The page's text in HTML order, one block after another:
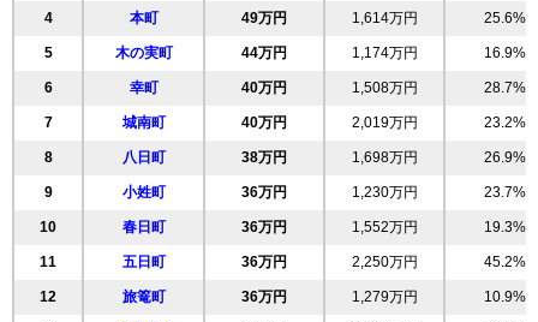
4 本町 49万円 1,614万円 25.6%
5 木の実町 44万円 1,174万円 16.9%
6 幸町 40万円 1,508万円 28.7%
7 城南町 40万円 2,019万円 23.2%
8 八日町 38万円 1,698万円 26.9%
9 小姓町 36万円 1,230万円 23.7%
10 春日町 36万円 1,552万円 19.3%
11 五日町 36万円 2,250万円 45.2%
12 旅篭町 36万円 1,279万円 10.9%